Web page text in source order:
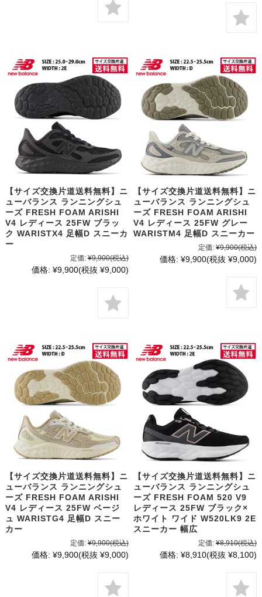
【サイズ交換片道送料無料】ニ
ューバランス ランニングシュ
ーズ FRESH FOAM ARISHI
V4 レディース 25FW ブラッ
ク WARISTX4 足幅D スニーカ
ー
定価: ¥9,900(税込)
価格: ¥9,900(税抜 ¥9,000)
【サイズ交換片道送料無料】ニ
ューバランス ランニングシュ
ーズ FRESH FOAM ARISHI
V4 レディース 25FW グレー
WARISTM4 足幅D スニーカー
定価: ¥9,900(税込)
価格: ¥9,900(税抜 ¥9,000)
【サイズ交換片道送料無料】ニ
ューバランス ランニングシュ
ーズ FRESH FOAM ARISHI
V4 レディース 25FW ベージ
ュ WARISTG4 足幅D スニー
カー
定価: ¥9,900(税込)
価格: ¥9,900(税抜 ¥9,000)
【サイズ交換片道送料無料】ニ
ューバランス ランニングシュ
ーズ FRESH FOAM 520 V9
レディース 25FW ブラック×
ホワイト ワイド W520LK9 2E
スニーカー 幅広
定価: ¥8,910(税込)
価格: ¥8,910(税抜 ¥8,100)